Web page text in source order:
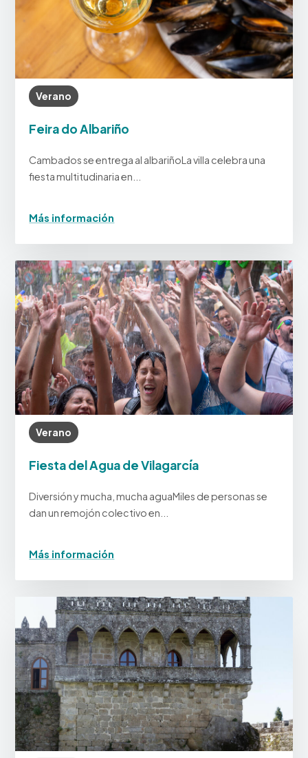
Verano
Feira do Albariño
Cambados se entrega al albariñoLa villa celebra una
fiesta multitudinaria en...
Más información
Verano
Fiesta del Agua de Vilagarcía
Diversión y mucha, mucha aguaMiles de personas se
dan un remojón colectivo en...
Más información